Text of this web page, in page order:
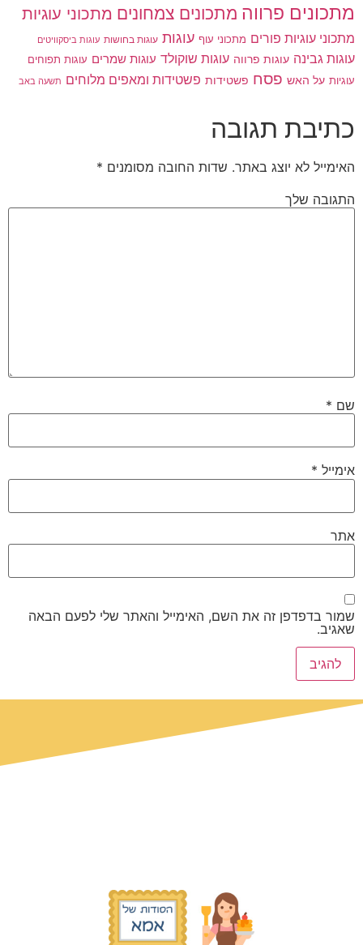
מתכונים פרווה מתכונים צמחונים מתכוני עוגיות
מתכוני עוגיות פורים מתכוני עוף עוגות עוגות בחושות עוגות ביסקוויטים
עוגות גבינה עוגות פרווה עוגות שוקולד עוגות שמרים עוגות תפוחים
עוגיות על האש פסח פשטידות פשטידות ומאפים מלוחים תשעה באב
כתיבת תגובה
האימייל לא יוצג באתר. שדות החובה מסומנים *
התגובה שלך
שם *
אימייל *
אתר
שמור בדפדפן זה את השם, האימייל והאתר שלי לפעם הבאה
שאגיב.